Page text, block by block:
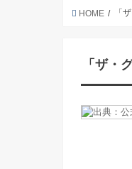
HOME 「
「ザ・